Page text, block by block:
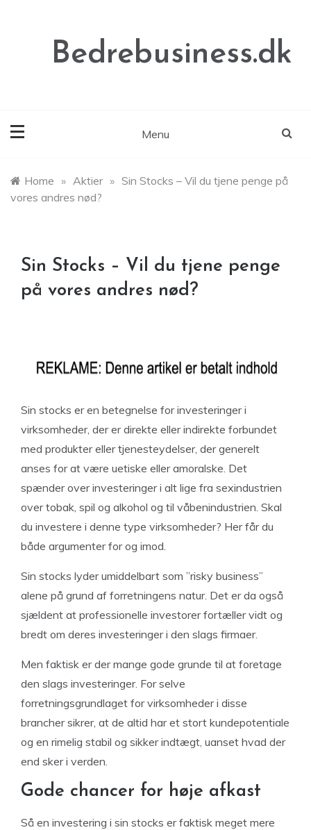
Bedrebusiness.dk
Menu
Home » Aktier » Sin Stocks – Vil du tjene penge på
vores andres nød?
Sin Stocks – Vil du tjene penge
på vores andres nød?
Sin stocks er en betegnelse for investeringer i
virksomheder, der er direkte eller indirekte forbundet
med produkter eller tjenesteydelser, der generelt
anses for at være uetiske eller amoralske. Det
spænder over investeringer i alt lige fra sexindustrien
over tobak, spil og alkohol og til våbenindustrien. Skal
du investere i denne type virksomheder? Her får du
både argumenter for og imod.
Sin stocks lyder umiddelbart som ”risky business”
alene på grund af forretningens natur. Det er da også
sjældent at professionelle investorer fortæller vidt og
bredt om deres investeringer i den slags firmaer.
Men faktisk er der mange gode grunde til at foretage
den slags investeringer. For selve
forretningsgrundlaget for virksomheder i disse
brancher sikrer, at de altid har et stort kundepotentiale
og en rimelig stabil og sikker indtægt, uanset hvad der
end sker i verden.
Gode chancer for høje afkast
Så en investering i sin stocks er faktisk meget mere